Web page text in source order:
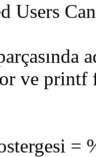
Users
ve printf
=